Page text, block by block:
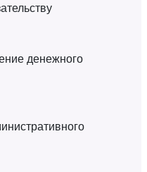
денежного